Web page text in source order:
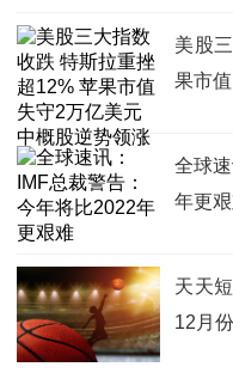
美股
果市
全球
年更
天天
12月